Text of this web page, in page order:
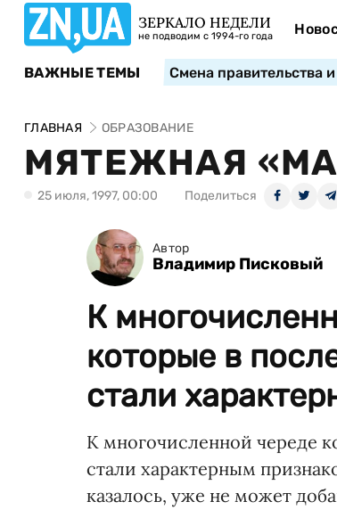
ЗЕРКАЛО НЕДЕЛИ
не подводим с 1994-го года
ВАЖНЫЕ ТЕМЫ Смена правительства
ГЛАВНАЯ ОБРАЗОВАНИЕ
МЯТЕЖНАЯ
25 июля, 1997, 00:00 Поделиться
Автор
Владимир Писковый
К
которые в
стали
К многочисленной череде
стали характерным
казалось, уже не может